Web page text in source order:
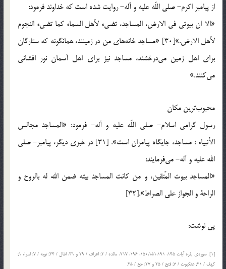
از پيامبر اكرم- صلي اللّه عليه و آله- روايت شده است كه خداوند فرمود:
«الا ان بيوتي في الارض، المساجد، تضيء لأهل السماء كما تضيء النجوم
لأهل الارض.»[30] «مساجد خانه‌هاي من در زمينند، همانگونه كه ستارگان
براي اهل زمين مي‌درخشند، مساجد نيز براي اهل آسمان نور افشاني
مي‌كنند.»
محبوب‌ترين مكان
رسول گرامي اسلام- صلي اللّه عليه و آله- فرمود: «المساجد مجالس
الأنبياء : مساجد، جايگاه پيامران است». [31] در خبري ديگر، پيامبر- صلي
الله عليه و آله- مي‌فرمايند:
«المساجد بيوت المّتقين، و من كانت المساجد بيته ضمن الله له بالروح و
الراحة و الجواز علي الصراط».[32]
پی نوشت:
[1]. سوره‎ي بقره آيات 145، 150،151،191، 196، 217، مائده / 2; اعراف / 29 و 31، انفال / 34; توبه / 7; اسراء 1;
كهف / 21; عنكبوت / 7; فتح / 25 و 27; حج / 25.